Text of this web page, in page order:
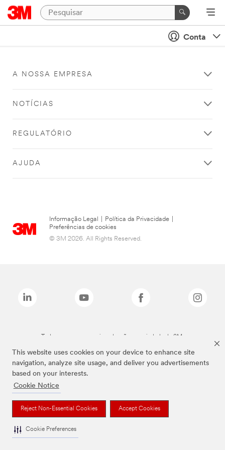
This website uses cookies on your device to enhance site
navigation, analyze site usage, and deliver you advertisements
based on your interests.
Cookie Notice
Reject Non-Essential Cookies Accept Cookies
Cookie Preferences
Conta
A NOSSA EMPRESA
NOTÍCIAS
REGULATÓRIO
AJUDA
Informação Legal Política da Privacidade
Preferências de cookies
© 3M 2026. All Rights Reserved.
Todas as marcas mencionadas são propriedade da 3M.